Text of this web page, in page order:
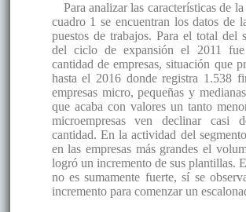
Para analizar las características de
cuadro 1 se encuentran los datos de
puestos de trabajos. Para el total del
del ciclo de expansión el 2011
cantidad de empresas, situación que
hasta el 2016 donde registra 1.538
empresas micro, pequeñas y
que acaba con valores un tanto
microempresas ven declinar casi
cantidad. En la actividad del
en las empresas más grandes el
logró un incremento de sus plantillas.
no es sumamente fuerte, sí se
incremento para comenzar un